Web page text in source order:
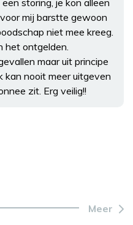
mij barstte gewoon
niet mee kreeg.
het ontgelden.
maar uit principe
kan nooit meer uitgeven
zit. Erg veilig!!
Meer